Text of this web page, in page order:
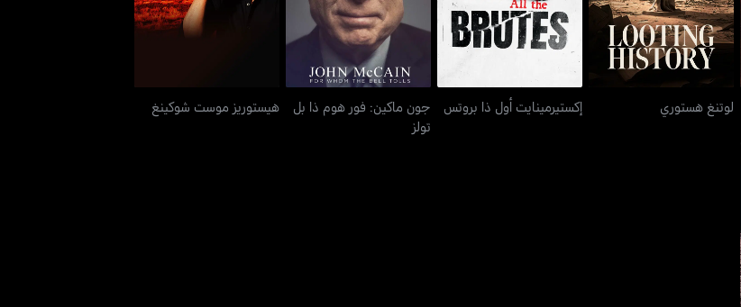
لوتنغ هستوري إكستيرمينايت أول ذا بروتس
جون ماكين: فور هوم ذا بل
تولز
هيستوريز موست شوكينغ